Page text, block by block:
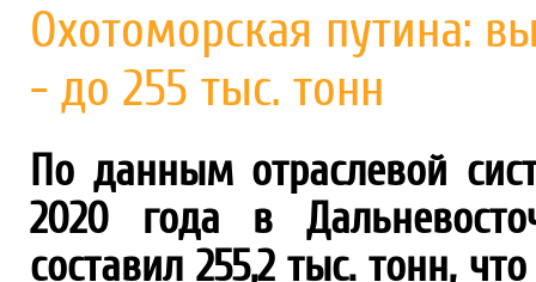
Охотоморская путина:
- до 255 тыс. тонн
По данным отраслевой
2020 года в
составил 255,2 тыс. тонн,